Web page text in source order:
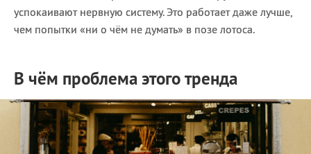
успокаивают нервную систему. Это работает даже лучше,
чем попытки «ни о чём не думать» в позе лотоса.
В чём проблема этого тренда